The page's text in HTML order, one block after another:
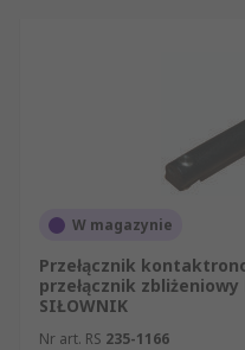
W magazynie
Przełącznik
przełącznik zbliżeniowy
SIŁOWNIK
Nr art. RS 235-1166